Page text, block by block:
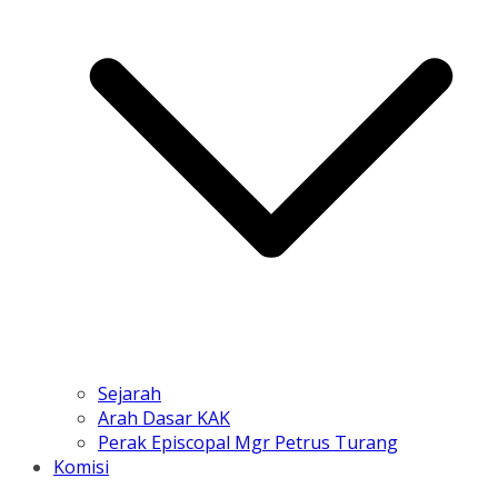
Sejarah
Arah Dasar KAK
Perak Episcopal Mgr Petrus Turang
Komisi